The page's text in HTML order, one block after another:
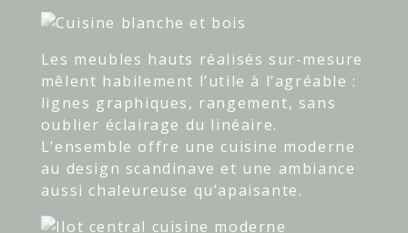
Les meubles hauts réalisés sur-mesure
mêlent habilement l’utile à l’agréable :
lignes graphiques, rangement, sans
oublier éclairage du linéaire.
L’ensemble offre une cuisine moderne
au design scandinave et une ambiance
aussi chaleureuse qu’apaisante.